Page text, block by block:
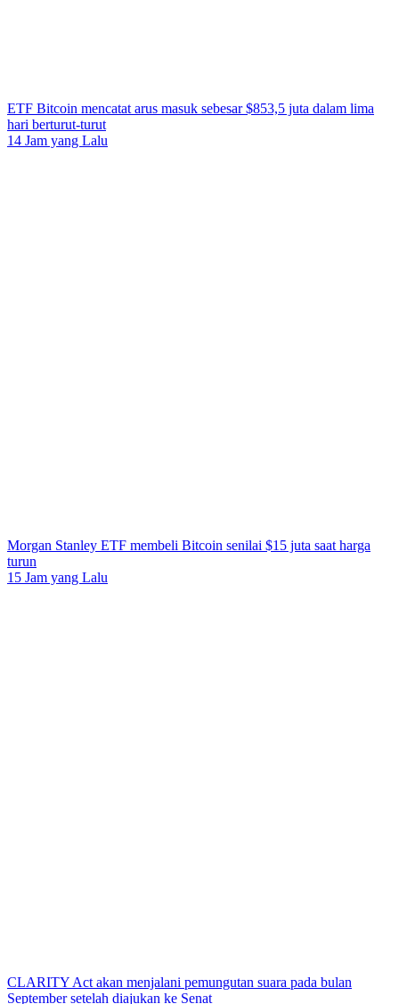
ETF Bitcoin mencatat arus masuk sebesar $853,5 juta dalam lima
hari berturut-turut
14 Jam yang Lalu
Morgan Stanley ETF membeli Bitcoin senilai $15 juta saat harga
turun
15 Jam yang Lalu
CLARITY Act akan menjalani pemungutan suara pada bulan
September setelah diajukan ke Senat